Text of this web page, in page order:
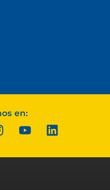
en: